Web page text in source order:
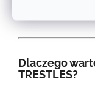
Dlaczego
TRESTLES?